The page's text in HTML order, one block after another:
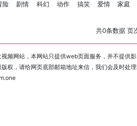
险 剧情 科幻 动作 搞笑 爱情 家庭
共0条数据 页
频网站，本网站只提供web页面服务，并不提供
权，请给网页底部邮箱地址来信，我们会及时处